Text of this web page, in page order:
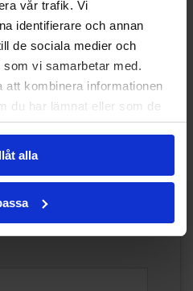
vår trafik. Vi
identifierare och annan
de sociala medier och
vi samarbetar med.
kombinera informationen
du har lämnat eller som de
deras tjänster.
alla
FLER